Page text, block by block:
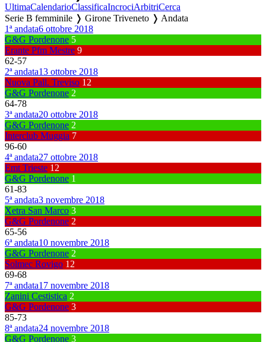
UltimaCalendarioClassificaIncrociArbitriCerca
Serie B femminile ❭ Girone Triveneto ❭ Andata
1ª andata6 ottobre 2018
G&G Pordenone 5
Erante Pfm Mestre 9
62-57
2ª andata13 ottobre 2018
Nuova Pall. Treviso 12
G&G Pordenone 2
64-78
3ª andata20 ottobre 2018
G&G Pordenone 2
Interclub Muggia 7
96-60
4ª andata27 ottobre 2018
Emt Trieste 12
G&G Pordenone 1
61-83
5ª andata3 novembre 2018
Xetra San Marco 3
G&G Pordenone 2
65-56
6ª andata10 novembre 2018
G&G Pordenone 2
Solmec Rovigo 12
69-68
7ª andata17 novembre 2018
Zanini Cestistica 2
G&G Pordenone 3
85-73
8ª andata24 novembre 2018
G&G Pordenone 3